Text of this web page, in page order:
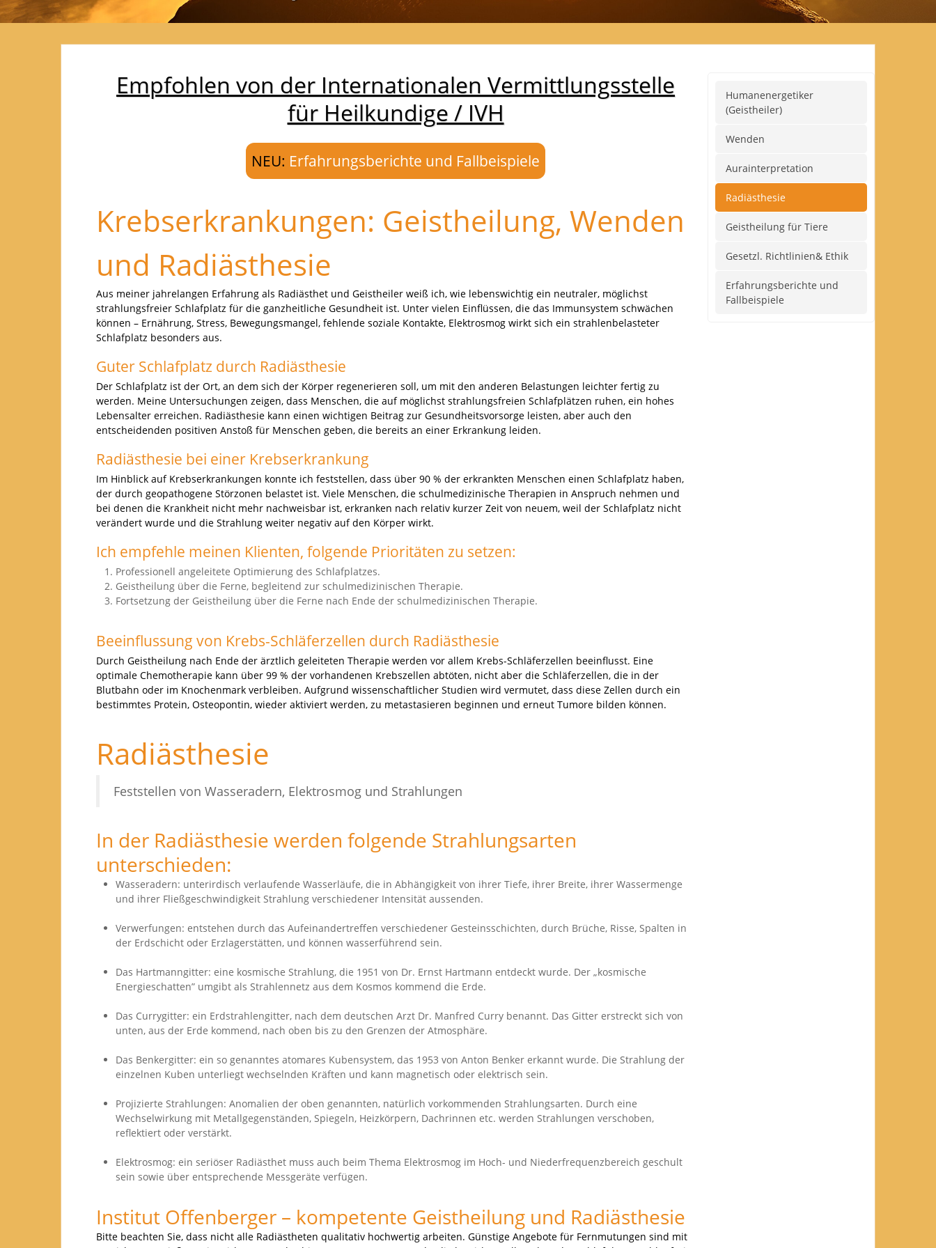
Empfohlen von der Internationalen Vermittlungsstelle
für Heilkundige / IVH
NEU: Erfahrungsberichte und Fallbeispiele
Krebserkrankungen: Geistheilung, Wenden
und Radiästhesie
Aus meiner jahrelangen Erfahrung als Radiästhet und Geistheiler weiß ich, wie lebenswichtig ein neutraler, möglichst
strahlungsfreier Schlafplatz für die ganzheitliche Gesundheit ist. Unter vielen Einflüssen, die das Immunsystem schwächen
können – Ernährung, Stress, Bewegungsmangel, fehlende soziale Kontakte, Elektrosmog wirkt sich ein strahlenbelasteter
Schlafplatz besonders aus.
Guter Schlafplatz durch Radiästhesie
Der Schlafplatz ist der Ort, an dem sich der Körper regenerieren soll, um mit den anderen Belastungen leichter fertig zu
werden. Meine Untersuchungen zeigen, dass Menschen, die auf möglichst strahlungsfreien Schlafplätzen ruhen, ein hohes
Lebensalter erreichen. Radiästhesie kann einen wichtigen Beitrag zur Gesundheitsvorsorge leisten, aber auch den
entscheidenden positiven Anstoß für Menschen geben, die bereits an einer Erkrankung leiden.
Radiästhesie bei einer Krebserkrankung
Im Hinblick auf Krebserkrankungen konnte ich feststellen, dass über 90 % der erkrankten Menschen einen Schlafplatz haben,
der durch geopathogene Störzonen belastet ist. Viele Menschen, die schulmedizinische Therapien in Anspruch nehmen und
bei denen die Krankheit nicht mehr nachweisbar ist, erkranken nach relativ kurzer Zeit von neuem, weil der Schlafplatz nicht
verändert wurde und die Strahlung weiter negativ auf den Körper wirkt.
Ich empfehle meinen Klienten, folgende Prioritäten zu setzen:
Professionell angeleitete Optimierung des Schlafplatzes.
Geistheilung über die Ferne, begleitend zur schulmedizinischen Therapie.
Fortsetzung der Geistheilung über die Ferne nach Ende der schulmedizinischen Therapie.
Beeinflussung von Krebs-Schläferzellen durch Radiästhesie
Durch Geistheilung nach Ende der ärztlich geleiteten Therapie werden vor allem Krebs-Schläferzellen beeinflusst. Eine
optimale Chemotherapie kann über 99 % der vorhandenen Krebszellen abtöten, nicht aber die Schläferzellen, die in der
Blutbahn oder im Knochenmark verbleiben. Aufgrund wissenschaftlicher Studien wird vermutet, dass diese Zellen durch ein
bestimmtes Protein, Osteopontin, wieder aktiviert werden, zu metastasieren beginnen und erneut Tumore bilden können.
Radiästhesie
Feststellen von Wasseradern, Elektrosmog und Strahlungen
In der Radiästhesie werden folgende Strahlungsarten
unterschieden:
Wasseradern: unterirdisch verlaufende Wasserläufe, die in Abhängigkeit von ihrer Tiefe, ihrer Breite, ihrer Wassermenge
und ihrer Fließgeschwindigkeit Strahlung verschiedener Intensität aussenden.
Verwerfungen: entstehen durch das Aufeinandertreffen verschiedener Gesteinsschichten, durch Brüche, Risse, Spalten in
der Erdschicht oder Erzlagerstätten, und können wasserführend sein.
Das Hartmanngitter: eine kosmische Strahlung, die 1951 von Dr. Ernst Hartmann entdeckt wurde. Der „kosmische
Energieschatten” umgibt als Strahlennetz aus dem Kosmos kommend die Erde.
Das Currygitter: ein Erdstrahlengitter, nach dem deutschen Arzt Dr. Manfred Curry benannt. Das Gitter erstreckt sich von
unten, aus der Erde kommend, nach oben bis zu den Grenzen der Atmosphäre.
Das Benkergitter: ein so genanntes atomares Kubensystem, das 1953 von Anton Benker erkannt wurde. Die Strahlung der
einzelnen Kuben unterliegt wechselnden Kräften und kann magnetisch oder elektrisch sein.
Projizierte Strahlungen: Anomalien der oben genannten, natürlich vorkommenden Strahlungsarten. Durch eine
Wechselwirkung mit Metallgegenständen, Spiegeln, Heizkörpern, Dachrinnen etc. werden Strahlungen verschoben,
reflektiert oder verstärkt.
Elektrosmog: ein seriöser Radiästhet muss auch beim Thema Elektrosmog im Hoch- und Niederfrequenzbereich geschult
sein sowie über entsprechende Messgeräte verfügen.
Institut Offenberger – kompetente Geistheilung und Radiästhesie
Bitte beachten Sie, dass nicht alle Radiästheten qualitativ hochwertig arbeiten. Günstige Angebote für Fernmutungen sind mit
Humanenergetiker
(Geistheiler)
Wenden
Aurainterpretation
Radiästhesie
Geistheilung für Tiere
Gesetzl. Richtlinien& Ethik
Erfahrungsberichte und
Fallbeispiele